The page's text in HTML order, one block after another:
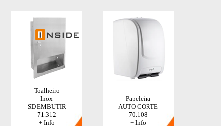
Toalheiro
Inox
SD EMBUTIR
71.312
+ Info
Papeleira
AUTO CORTE
70.108
+ Info